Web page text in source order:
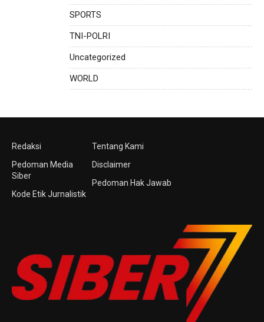
SPORTS
TNI-POLRI
Uncategorized
WORLD
Redaksi
Pedoman Media
Siber
Kode Etik Jurnalistik
Tentang Kami
Disclaimer
Pedoman Hak Jawab